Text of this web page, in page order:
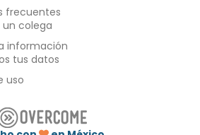
frecuentes
colega
información
tus datos
uso